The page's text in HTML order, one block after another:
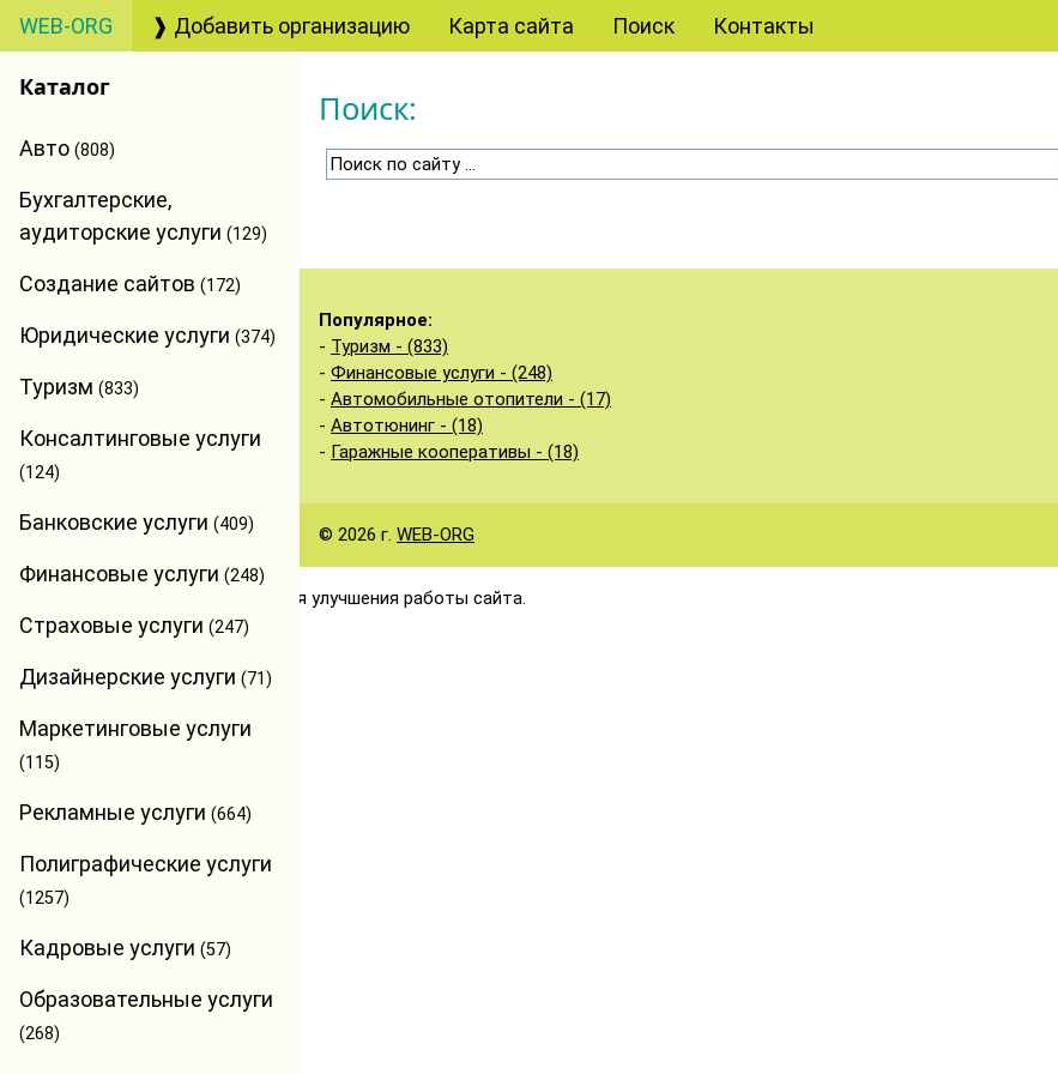
WEB-ORG ❱ Добавить организацию Карта сайта Поиск Контакты
Каталог
Авто (808)
Бухгалтерские,
аудиторские услуги (129)
Создание сайтов (172)
Юридические услуги (374)
Туризм (833)
Консалтинговые услуги
(124)
Банковские услуги (409)
Финансовые услуги (248)
Страховые услуги (247)
Дизайнерские услуги (71)
Маркетинговые услуги
(115)
Рекламные услуги (664)
Полиграфические услуги
(1257)
Кадровые услуги (57)
Образовательные услуги
(268)
Поиск:
Популярное:
- Туризм - (833)
- Финансовые услуги - (248)
- Автомобильные отопители - (17)
- Автотюнинг - (18)
- Гаражные кооперативы - (18)
© 2026 г. WEB-ORG
🍪 Мы используем файлы cookie для улучшения работы сайта.